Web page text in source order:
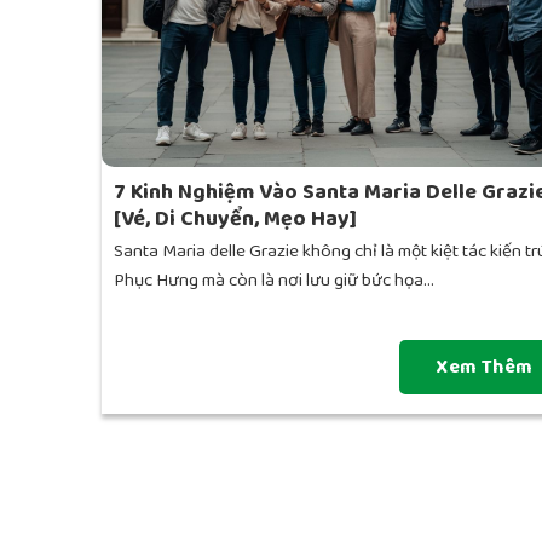
7 Kinh Nghiệm Vào Santa Maria Delle
[Vé, Di Chuyển, Mẹo Hay]
Santa Maria delle Grazie không chỉ là một kiệt tác kiến
Phục Hưng mà còn là nơi lưu giữ bức họa...
Xem Thêm